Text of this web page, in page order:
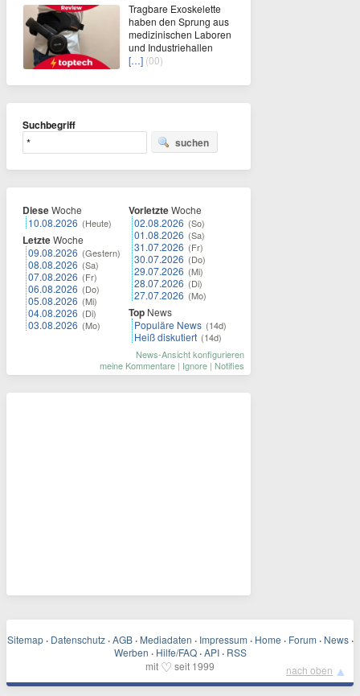
Tragbare Exoskelette
haben den Sprung aus
medizinischen Laboren
und Industriehallen
[…] (00)
Suchbegriff
suchen
DieseWoche
10.08.2026 (Heute)
LetzteWoche
09.08.2026 (Gestern)
08.08.2026 (Sa)
07.08.2026 (Fr)
06.08.2026 (Do)
05.08.2026 (Mi)
04.08.2026 (Di)
03.08.2026 (Mo)
VorletzteWoche
02.08.2026 (So)
01.08.2026 (Sa)
31.07.2026 (Fr)
30.07.2026 (Do)
29.07.2026 (Mi)
28.07.2026 (Di)
27.07.2026 (Mo)
Top News
Populäre News (14d)
Heiß diskutiert (14d)
News-Ansicht konfigurieren
meine Kommentare | Ignore | Notifies
Sitemap · Datenschutz · AGB · Mediadaten · Impressum · Home · Forum · News ·
Werben · Hilfe/FAQ · API · RSS
mit ♡ seit 1999 nach oben ▲